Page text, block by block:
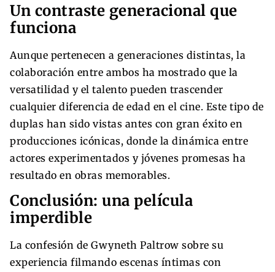
Un contraste generacional que
funciona
Aunque pertenecen a generaciones distintas, la
colaboración entre ambos ha mostrado que la
versatilidad y el talento pueden trascender
cualquier diferencia de edad en el cine. Este tipo de
duplas han sido vistas antes con gran éxito en
producciones icónicas, donde la dinámica entre
actores experimentados y jóvenes promesas ha
resultado en obras memorables.
Conclusión: una película
imperdible
La confesión de Gwyneth Paltrow sobre su
experiencia filmando escenas íntimas con